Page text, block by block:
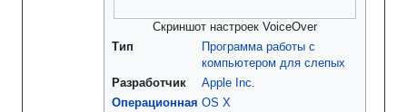
Скриншот настроек VoiceOver
Тип
Программа работы с
компьютером для слепых
Разработчик
Apple Inc.
Операционная OS X